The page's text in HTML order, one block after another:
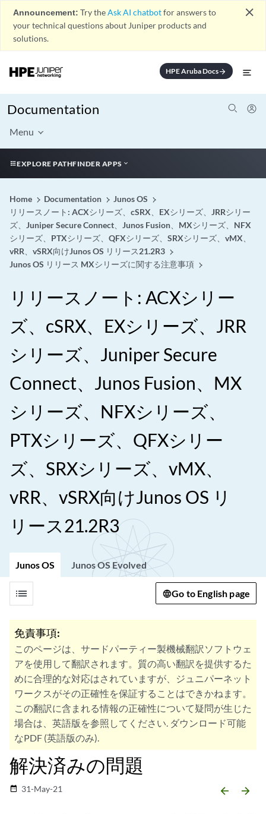
Announcement: Try theAsk AI chatbotfor answers to
your technical questions about Juniper products and
solutions.
close
HPE Aruba Docsarrow_forward
Documentation
Menu
EXPLORE PATHFINDER APPS
Home Documentation
Junos OS
リリースノート: ACXシリーズ、cSRX、EXシリーズ、JRRシリー
ズ、Juniper Secure Connect、Junos Fusion、MXシリーズ、NFX
シリーズ、PTXシリーズ、QFXシリーズ、SRXシリーズ、vMX、
vRR、vSRX向けJunos OS リリース21.2R3
Junos OS リリース MXシリーズに関する注意事項
リリースノート: ACXシリー
ズ、cSRX、EXシリーズ、JRR
シリーズ、Juniper Secure
Connect、Junos Fusion、MX
シリーズ、NFXシリーズ、
PTXシリーズ、QFXシリー
ズ、SRXシリーズ、vMX、
vRR、vSRX向けJunos OS リ
リース21.2R3
Junos OS Junos OS Evolved
list Go to English page
免責事項:
このページは、サードパーティー製機械翻訳ソフトウェ
アを使用して翻訳されます。質の高い翻訳を提供するた
めに合理的な対応はされていますが、ジュニパーネット
ワークスがその正確性を保証することはできかねます。
この翻訳に含まれる情報の正確性について疑問が生じた
場合は、英語版を参照してください. ダウンロード可能
なPDF (英語版のみ).
解決済みの問題
date_range 31-May-21 arrow_backward arrow_forward